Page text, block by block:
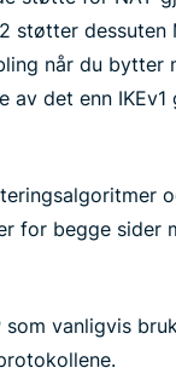
støtter
når du bytter
det enn
for begge sider
vanligvis